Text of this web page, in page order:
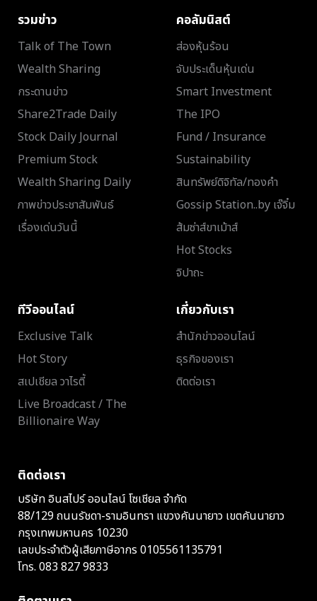
รวมข่าว
Talk of The Town
Wealth Sharing
กระดานข่าว
Share2Trade Daily
Stock Daily Journal
Premium Stock
Wealth Sharing Daily
ภาพข่าวประชาสัมพันธ์
เรื่องเด่นวันนี้
คอลัมนิสต์
ส่องหุ้นร้อน
จับประเด็นหุ้นเด่น
Smart Investment
The IPO
Fund / Insurance
Sustainability
สินทรัพย์ดิจิทัล/ทองคำ
Gossip Station..by เจ๊จิ๋ม
ส้มซ่าส์ขาเม้าส์
Hot Stocks
จิปาถะ
ทีวีออนไลน์
Exclusive Talk
Hot Story
สเปเชียล วาไรตี้
Live Broadcast / The
Billionaire Way
เกี่ยวกับเรา
สำนักข่าวออนไลน์
ธุรกิจของเรา
ติดต่อเรา
ติดต่อเรา
บริษัท อินสไปร์ ออนไลน์ โซเชียล จำกัด
88/129 ถนนรัชดา-รามอินทรา แขวงคันนายาว เขตคันนายาว
กรุงเทพมหานคร 10230
เลขประจำตัวผู้เสียภาษีอากร 0105561135791
โทร. 083 827 9833